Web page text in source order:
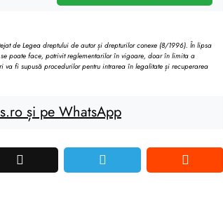
de Legea dreptului de autor și drepturilor conexe (8/1996). În lipsa
poate face, potrivit reglementarilor în vigoare, doar în limita a
fi supusă procedurilor pentru intrarea în legalitate și recuperarea
și pe WhatsApp